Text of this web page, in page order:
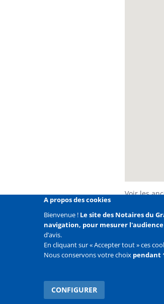
Voir les
Liens
Mentions légales
Liens
ligne
Accueil Contact Plan du site
A propos des cookies
Bienvenue ! Le site des Notaires du
navigation, pour mesurer
d’avis.
En cliquant sur « Accepter tout » ces
Nous conservons votre choix pendant
CONFIGURER